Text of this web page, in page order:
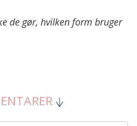
de gør, hvilken form bruger